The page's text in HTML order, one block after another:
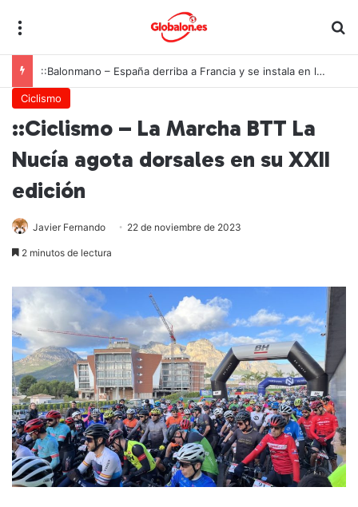
::Balonmano – España derriba a Francia y se instala en las semifinales del Europeo juvenil
Ciclismo
::Ciclismo – La Marcha BTT La
Nucía agota dorsales en su XXII
edición
Javier Fernando 22 de noviembre de 2023
2 minutos de lectura